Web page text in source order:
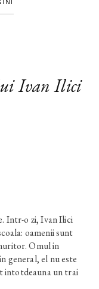
Ivan Ilici
Intr-o zi, Ivan Ilici
oamenii sunt
Omul in
general, el nu este
intotdeauna un trai